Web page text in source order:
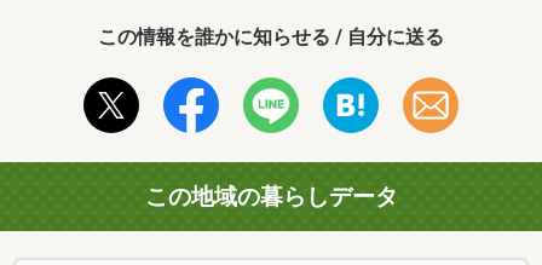
この情報を誰かに知らせる / 自分に送る
この地域の暮らしデータ